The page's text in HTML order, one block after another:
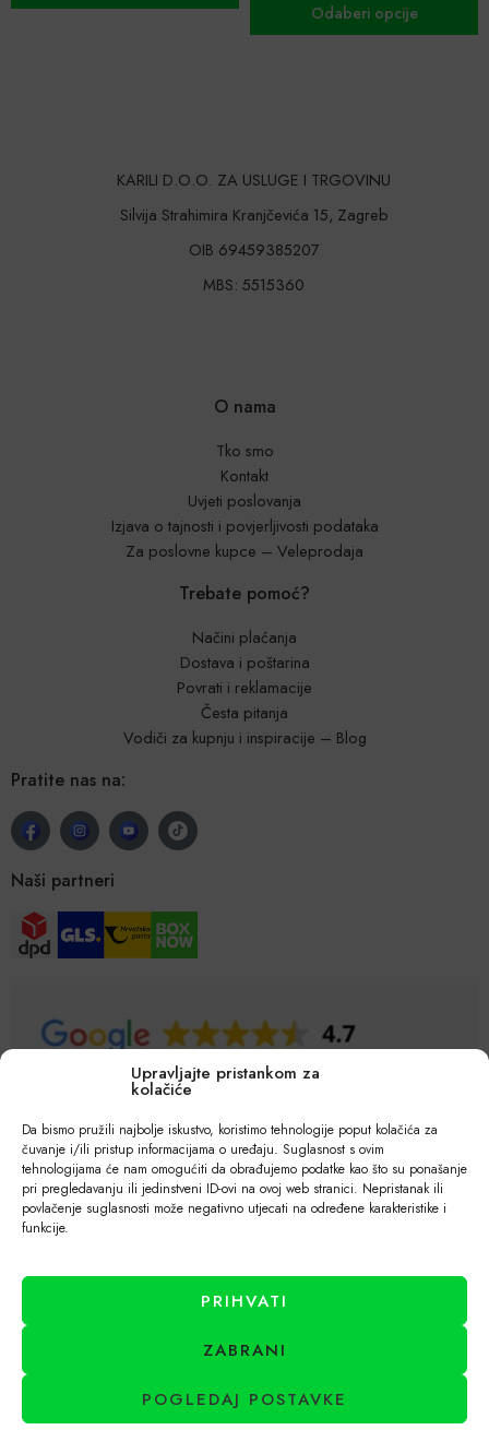
Upravljajte pristankom za
kolačiće
Da bismo pružili najbolje iskustvo, koristimo tehnologije poput kolačića za
čuvanje i/ili pristup informacijama o uređaju. Suglasnost s ovim
tehnologijama će nam omogućiti da obrađujemo podatke kao što su ponašanje
pri pregledavanju ili jedinstveni ID-ovi na ovoj web stranici. Nepristanak ili
povlačenje suglasnosti može negativno utjecati na određene karakteristike i
funkcije.
PRIHVATI
ZABRANI
POGLEDAJ POSTAVKE
Odaberi opcije
KARILI D.O.O. ZA USLUGE I TRGOVINU
Silvija Strahimira Kranjčevića 15, Zagreb
OIB 69459385207
MBS: 5515360
O nama
Tko smo
Kontakt
Uvjeti poslovanja
Izjava o tajnosti i povjerljivosti podataka
Za poslovne kupce – Veleprodaja
Trebate pomoć?
Načini plaćanja
Dostava i poštarina
Povrati i reklamacije
Česta pitanja
Vodiči za kupnju i inspiracije – Blog
Pratite nas na:
Naši partneri